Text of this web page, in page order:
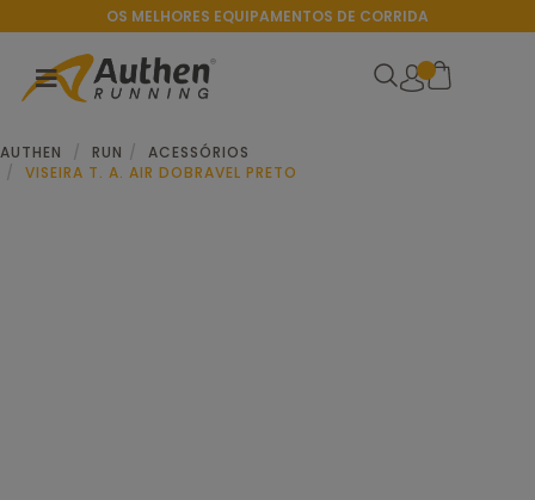
OS MELHORES EQUIPAMENTOS DE CORRIDA
AUTHEN RUN
ACESSÓRIOS
VISEIRA T. A. AIR DOBRAVEL PRETO